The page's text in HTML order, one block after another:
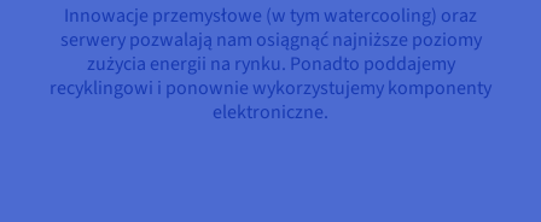
Innowacje przemysłowe (w tym watercooling) oraz
serwery pozwalają nam osiągnąć najniższe poziomy
zużycia energii na rynku. Ponadto poddajemy
recyklingowi i ponownie wykorzystujemy komponenty
elektroniczne.